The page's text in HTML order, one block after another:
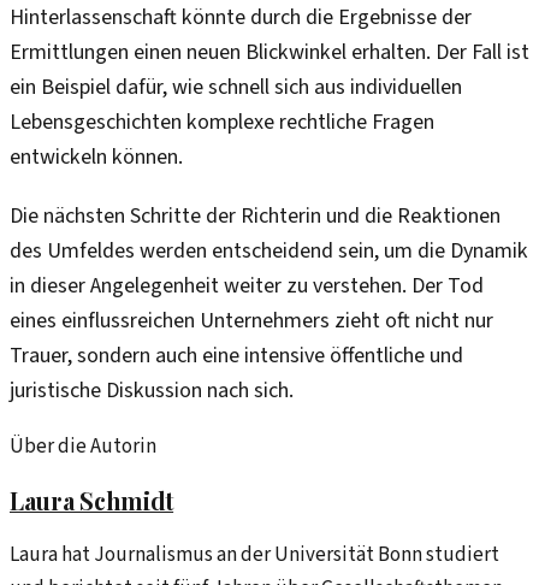
Hinterlassenschaft könnte durch die Ergebnisse der
Ermittlungen einen neuen Blickwinkel erhalten. Der Fall ist
ein Beispiel dafür, wie schnell sich aus individuellen
Lebensgeschichten komplexe rechtliche Fragen
entwickeln können.
Die nächsten Schritte der Richterin und die Reaktionen
des Umfeldes werden entscheidend sein, um die Dynamik
in dieser Angelegenheit weiter zu verstehen. Der Tod
eines einflussreichen Unternehmers zieht oft nicht nur
Trauer, sondern auch eine intensive öffentliche und
juristische Diskussion nach sich.
Über die Autorin
Laura Schmidt
Laura hat Journalismus an der Universität Bonn studiert